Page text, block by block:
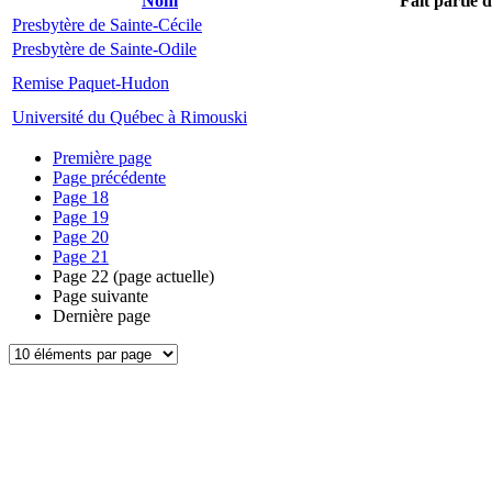
Presbytère de Sainte-Cécile
Presbytère de Sainte-Odile
Remise Paquet-Hudon
Université du Québec à Rimouski
Première page
Page précédente
Page 18
Page 19
Page 20
Page 21
Page 22 (page actuelle)
Page suivante
Dernière page